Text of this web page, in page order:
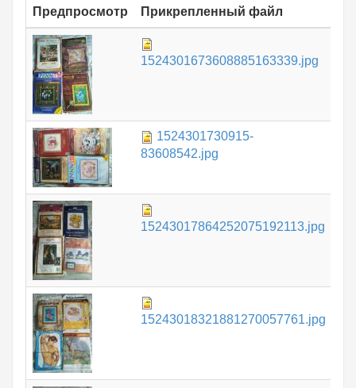
Предпросмотр
Прикрепленный файл
1524301673608885163339.jpg
1524301730915-
83608542.jpg
15243017864252075192113.jpg
15243018321881270057761.jpg